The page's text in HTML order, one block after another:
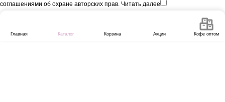
соглашениями об охране авторских прав. Читать далее
Главная Каталог Корзина Акции Кофе оптом